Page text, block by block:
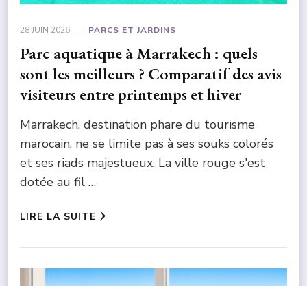
28 JUIN 2026 PARCS ET JARDINS
Parc aquatique à Marrakech : quels
sont les meilleurs ? Comparatif des avis
visiteurs entre printemps et hiver
Marrakech, destination phare du tourisme
marocain, ne se limite pas à ses souks colorés
et ses riads majestueux. La ville rouge s'est
dotée au fil …
LIRE LA SUITE